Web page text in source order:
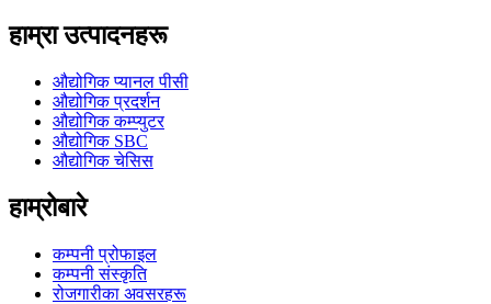
हाम्रा उत्पादनहरू
औद्योगिक प्यानल पीसी
औद्योगिक प्रदर्शन
औद्योगिक कम्प्युटर
औद्योगिक SBC
औद्योगिक चेसिस
हाम्रोबारे
कम्पनी प्रोफाइल
कम्पनी संस्कृति
रोजगारीका अवसरहरू